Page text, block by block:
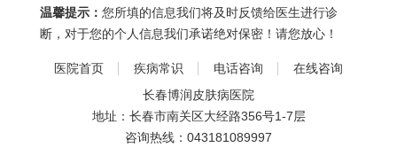
温馨提示： 您所填的信息我们将及时反馈给医生进行诊
断，对于您的个人信息我们承诺绝对保密！请您放心！
医院首页 疾病常识 电话咨询
在线咨询
长春博润皮肤病医院
地址：长春市南关区大经路356号1-7层
咨询热线： 043181089997